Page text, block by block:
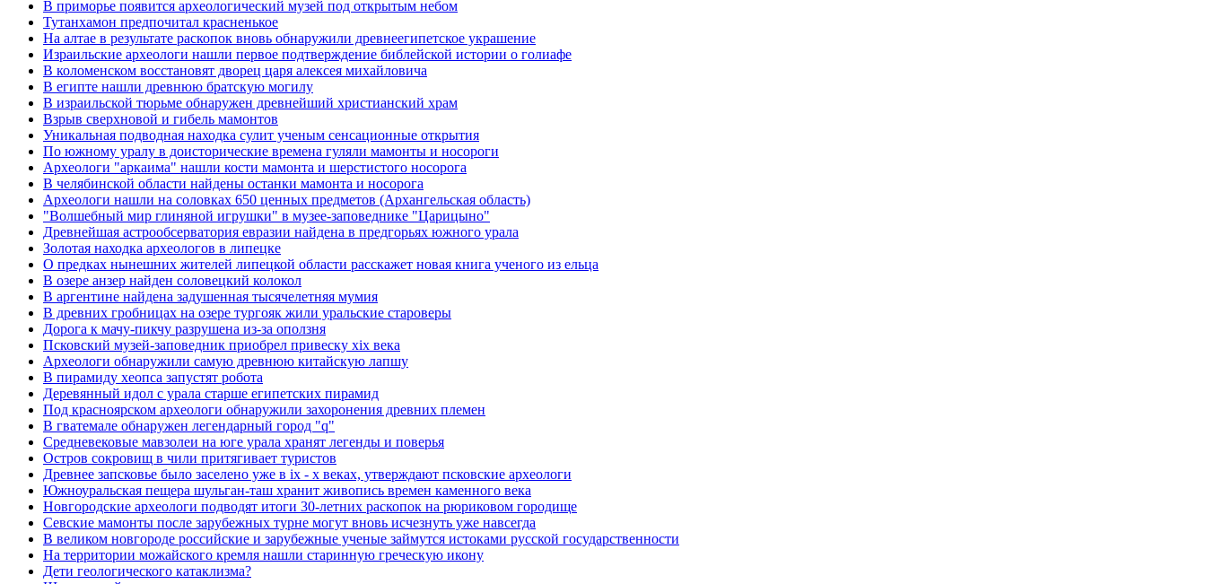
В приморье появится археологический музей под открытым небом
Тутанхамон предпочитал красненькое
На алтае в результате раскопок вновь обнаружили древнеегипетское украшение
Израильские археологи нашли первое подтверждение библейской истории о голиафе
В коломенском восстановят дворец царя алексея михайловича
В египте нашли древнюю братскую могилу
В израильской тюрьме обнаружен древнейший христианский храм
Взрыв сверхновой и гибель мамонтов
Уникальная подводная находка сулит ученым сенсационные открытия
По южному уралу в доисторические времена гуляли мамонты и носороги
Археологи "аркаима" нашли кости мамонта и шерстистого носорога
В челябинской области найдены останки мамонта и носорога
Археологи нашли на соловках 650 ценных предметов (Архангельская область)
"Волшебный мир глиняной игрушки" в музее-заповеднике "Царицыно"
Древнейшая астрообсерватория евразии найдена в предгорьях южного урала
Золотая находка археологов в липецке
О предках нынешних жителей липецкой области расскажет новая книга ученого из ельца
В озере анзер найден соловецкий колокол
В аргентине найдена задушенная тысячелетняя мумия
В древних гробницах на озере тургояк жили уральские староверы
Дорога к мачу-пикчу разрушена из-за оползня
Псковский музей-заповедник приобрел привеску xix века
Археологи обнаружили самую древнюю китайскую лапшу
В пирамиду хеопса запустят робота
Деревянный идол с урала старше египетских пирамид
Под красноярском археологи обнаружили захоронения древних племен
В гватемале обнаружен легендарный город "q"
Средневековые мавзолеи на юге урала хранят легенды и поверья
Остров сокровищ в чили притягивает туристов
Древнее запсковье было заселено уже в ix - x веках, утверждают псковские археологи
Южноуральская пещера шульган-таш хранит живопись времен каменного века
Новгородские археологи подводят итоги 30-летних раскопок на рюриковом городище
Севские мамонты после зарубежных турне могут вновь исчезнуть уже навсегда
В великом новгороде российские и зарубежные ученые займутся истоками русской государственности
На территории можайского кремля нашли старинную греческую икону
Дети геологического катаклизма?